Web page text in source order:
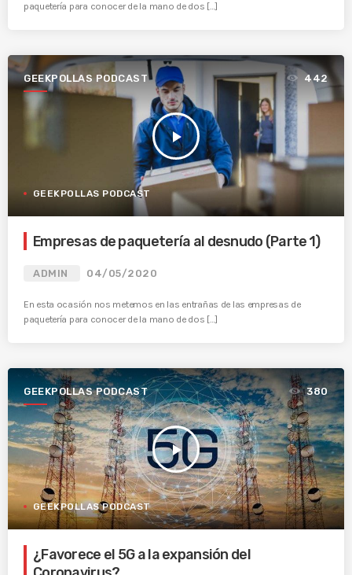
paquetería para conocer de la mano de dos […]
GEEKPOLLAS PODCAST
play_arrow
442
GEEKPOLLAS PODCAST
Empresas de paquetería al desnudo (Parte 1)
ADMIN 04/05/2020
En esta ocasión nos metemos en las entrañas de las empresas de
paquetería para conocer de la mano de dos […]
GEEKPOLLAS PODCAST
play_arrow
380
GEEKPOLLAS PODCAST
¿Favorece el 5G a la expansión del